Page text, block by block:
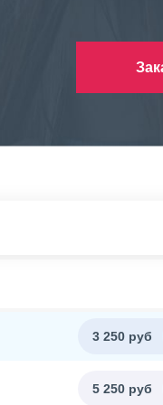
3 250 руб
5 250 руб